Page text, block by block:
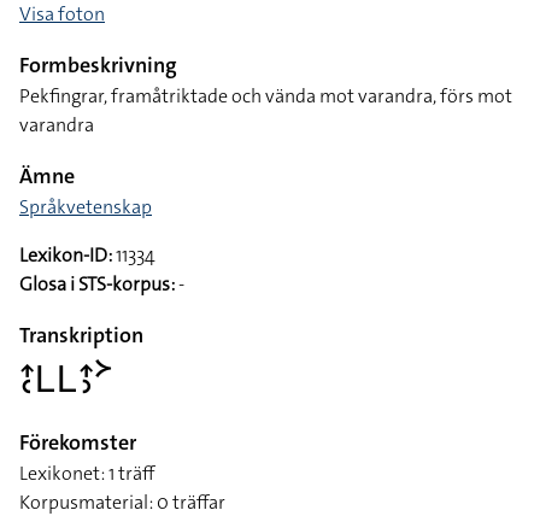
Visa foton
Formbeskrivning
Pekfingrar, framåtriktade och vända mot varandra, förs mot
varandra
Ämne
Språkvetenskap
Lexikon-ID:11334
Glosa i STS-korpus:-
Transkription
􌤴􌥗􌥈􌥈􌤴􌤶􌦅
Förekomster
Lexikonet: 1 träff
Korpusmaterial: 0 träffar